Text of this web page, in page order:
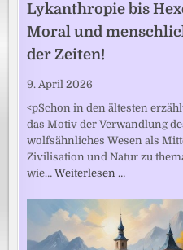
Lykanthropie bis
Moral und
der Zeiten!
9. April 2026
<pSchon in den ältesten
das Motiv der Verwandlung
wolfsähnliches Wesen als
Zivilisation und Natur zu
wie…Weiterlesen …